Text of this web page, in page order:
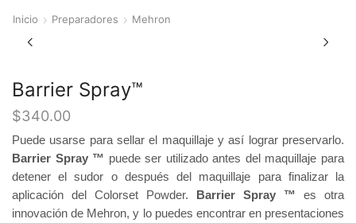
Inicio Preparadores Mehron
Barrier Spray™
$340.00
Puede usarse para sellar el maquillaje y así lograr preservarlo.
Barrier Spray ™ puede ser utilizado antes del maquillaje para
detener el sudor o después del maquillaje para finalizar la
aplicación del Colorset Powder.
Barrier Spray ™ es otra
innovación de Mehron, y lo puedes encontrar en presentaciones